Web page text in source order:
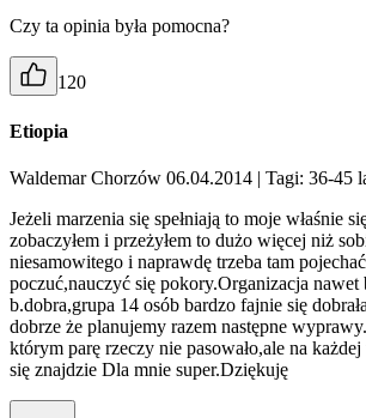
Czy ta opinia była pomocna?
120
Etiopia
Waldemar Chorzów 06.04.2014 | Tagi: 36-45
Jeżeli marzenia się spełniają to moje właśnie
zobaczyłem i przeżyłem to dużo więcej niż
niesamowitego i naprawdę trzeba tam
poczuć,nauczyć się pokory.Organizacja nawet
b.dobra,grupa 14 osób bardzo fajnie się
dobrze że planujemy razem następne
którym parę rzeczy nie pasowało,ale na
się znajdzie Dla mnie super.Dziękuję